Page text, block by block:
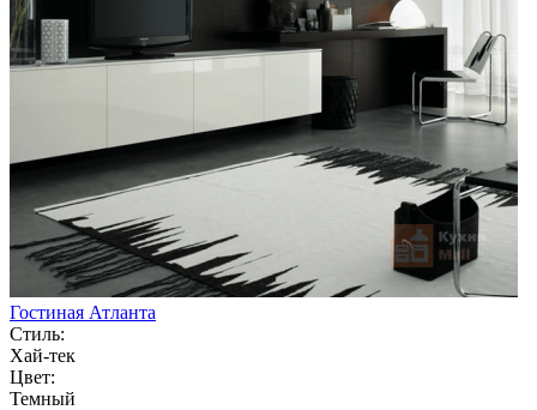
Гостиная Атланта
Стиль:
Хай-тек
Цвет:
Темный